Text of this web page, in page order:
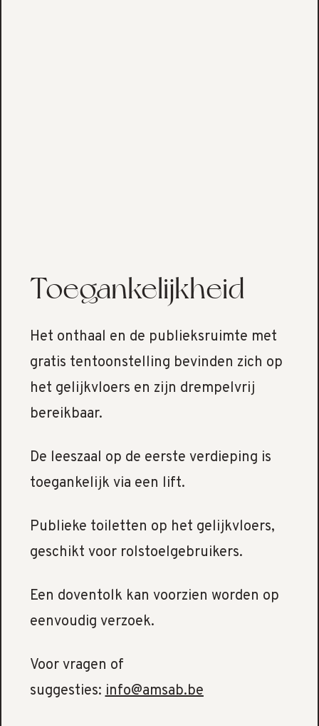
Toegankelijkheid
Het onthaal en de publieksruimte met
gratis tentoonstelling bevinden zich op
het gelijkvloers en zijn drempelvrij
bereikbaar.
De leeszaal op de eerste verdieping is
toegankelijk via een lift.
Publieke toiletten op het gelijkvloers,
geschikt voor rolstoelgebruikers.
Een doventolk kan voorzien worden op
eenvoudig verzoek.
Voor vragen of
suggesties:info@amsab.be